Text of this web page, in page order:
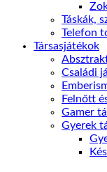
Táskák,
Telefon
Társasjátékok
Családi
Felnőtt
Gamer
Gyerek